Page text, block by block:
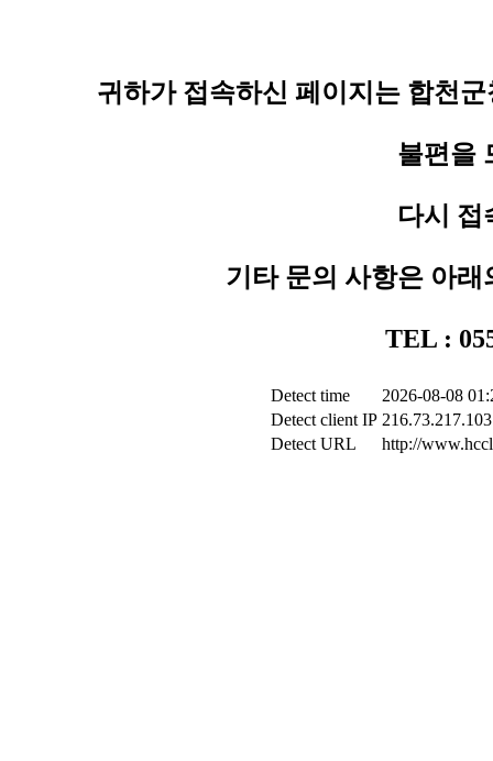
귀하가 접속하신 페이지는 합천
불편을
다시 접
기타 문의 사항은 아
TEL :
Detect time
2026-08-08
Detect client IP 216.73.217.103
Detect URL
http://